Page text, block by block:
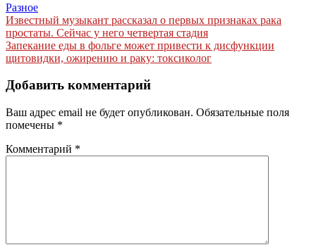
Разное
Навигация
по
записям
Известный музыкант рассказал о первых признаках рака
простаты. Сейчас у него четвертая стадия
Запекание еды в фольге может привести к дисфункции
щитовидки, ожирению и раку: токсиколог
Добавить комментарий
Ваш адрес email не будет опубликован. Обязательные поля
помечены *
Комментарий *